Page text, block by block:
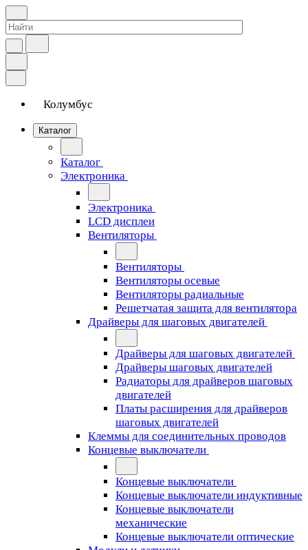
Колумбус
Каталог
Каталог
Электроника
Электроника
LCD дисплеи
Вентиляторы
Вентиляторы
Вентиляторы осевые
Вентиляторы радиальные
Решетчатая защита для вентилятора
Драйверы для шаговых двигателей
Драйверы для шаговых двигателей
Драйверы шаговых двигателей
Радиаторы для драйверов шаговых
двигателей
Платы расширения для драйверов
шаговых двигателей
Клеммы для соединительных проводов
Концевые выключатели
Концевые выключатели
Концевые выключатели индуктивные
Концевые выключатели
механические
Концевые выключатели оптические